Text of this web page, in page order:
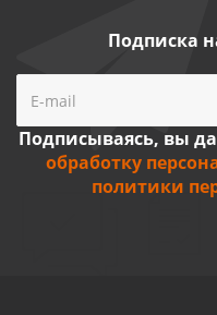
Подписка
Подписываясь, вы
обработку
политики